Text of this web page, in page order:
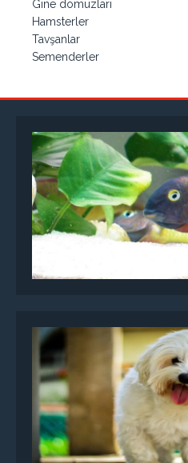
Gine domuzları
Hamsterler
Tavşanlar
Semenderler